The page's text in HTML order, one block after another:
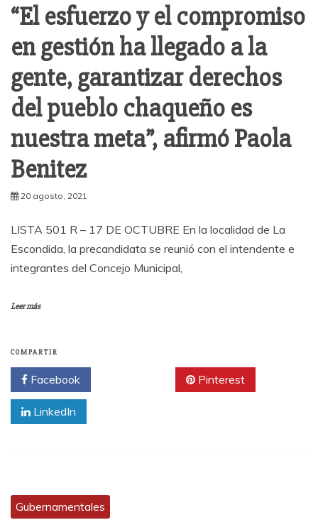
“El esfuerzo y el compromiso
en gestión ha llegado a la
gente, garantizar derechos
del pueblo chaqueño es
nuestra meta”, afirmó Paola
Benitez
20 agosto, 2021
LISTA 501 R – 17 DE OCTUBRE En la localidad de La
Escondida, la precandidata se reunió con el intendente e
integrantes del Concejo Municipal,
Leer más
COMPARTIR
Facebook Pinterest
LinkedIn
Gubernamentales